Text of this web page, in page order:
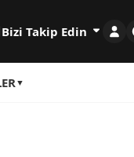
Bizi Takip Edin